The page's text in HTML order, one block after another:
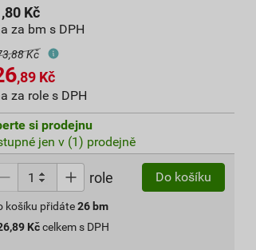
,80 Kč
za bm s DPH
Kč
,89 Kč
za role s DPH
si prodejnu
jen v (1) prodejně
role Do košíku
košíku přidáte26 bm
Kčcelkem s DPH